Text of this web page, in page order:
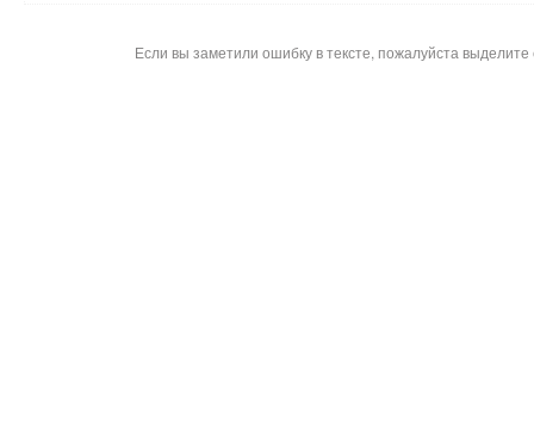
Если вы заметили ошибку в тексте, пожалуйста